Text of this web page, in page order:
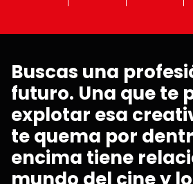
Buscas una
futuro. Una que te
explotar esa
te quema por
encima tiene